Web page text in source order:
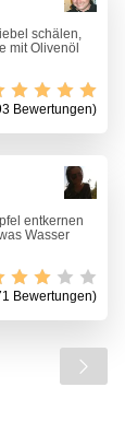
schälen,
mit Olivenöl
Bewertungen)
entkernen
Wasser
Bewertungen)